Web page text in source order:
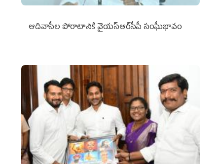
ఆదివాసీల పోరాటానికి వైయ‌స్ఆర్‌సీపీ సంఘీభావం